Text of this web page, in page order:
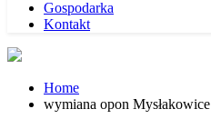
Gospodarka
Kontakt
Home
wymiana opon Mysłakowice